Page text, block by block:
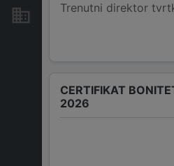
Nekretnine i imovina
Trenutni direktor
CERTIFIKAT
2026